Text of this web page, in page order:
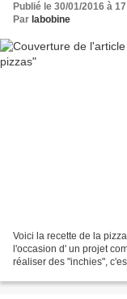
Publié le 30/01/2016 à
Par labobine
Voici la recette de la
l'occasion d' un projet
réaliser des "inchies",